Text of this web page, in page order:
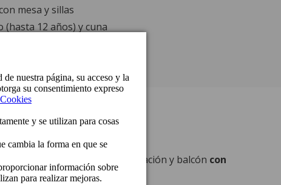
mesa y sillas
(hasta 12 años) y cuna
con acogedora decoración y balcón con